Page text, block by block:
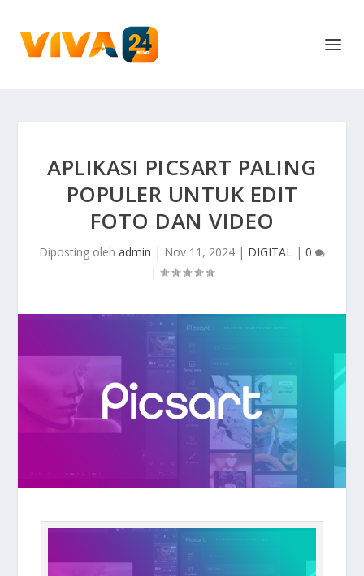
APLIKASI PICSART PALING
POPULER UNTUK EDIT
FOTO DAN VIDEO
Diposting oleh admin | Nov 11, 2024 | DIGITAL | 0
|